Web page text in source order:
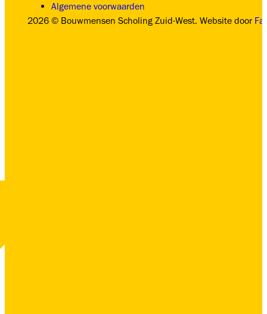
Algemene voorwaarden
2026 © Bouwmensen Scholing Zuid-West. Website door